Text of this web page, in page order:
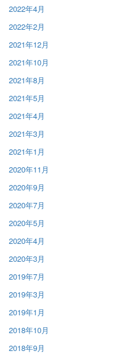
2022年4月
2022年2月
2021年12月
2021年10月
2021年8月
2021年5月
2021年4月
2021年3月
2021年1月
2020年11月
2020年9月
2020年7月
2020年5月
2020年4月
2020年3月
2019年7月
2019年3月
2019年1月
2018年10月
2018年9月